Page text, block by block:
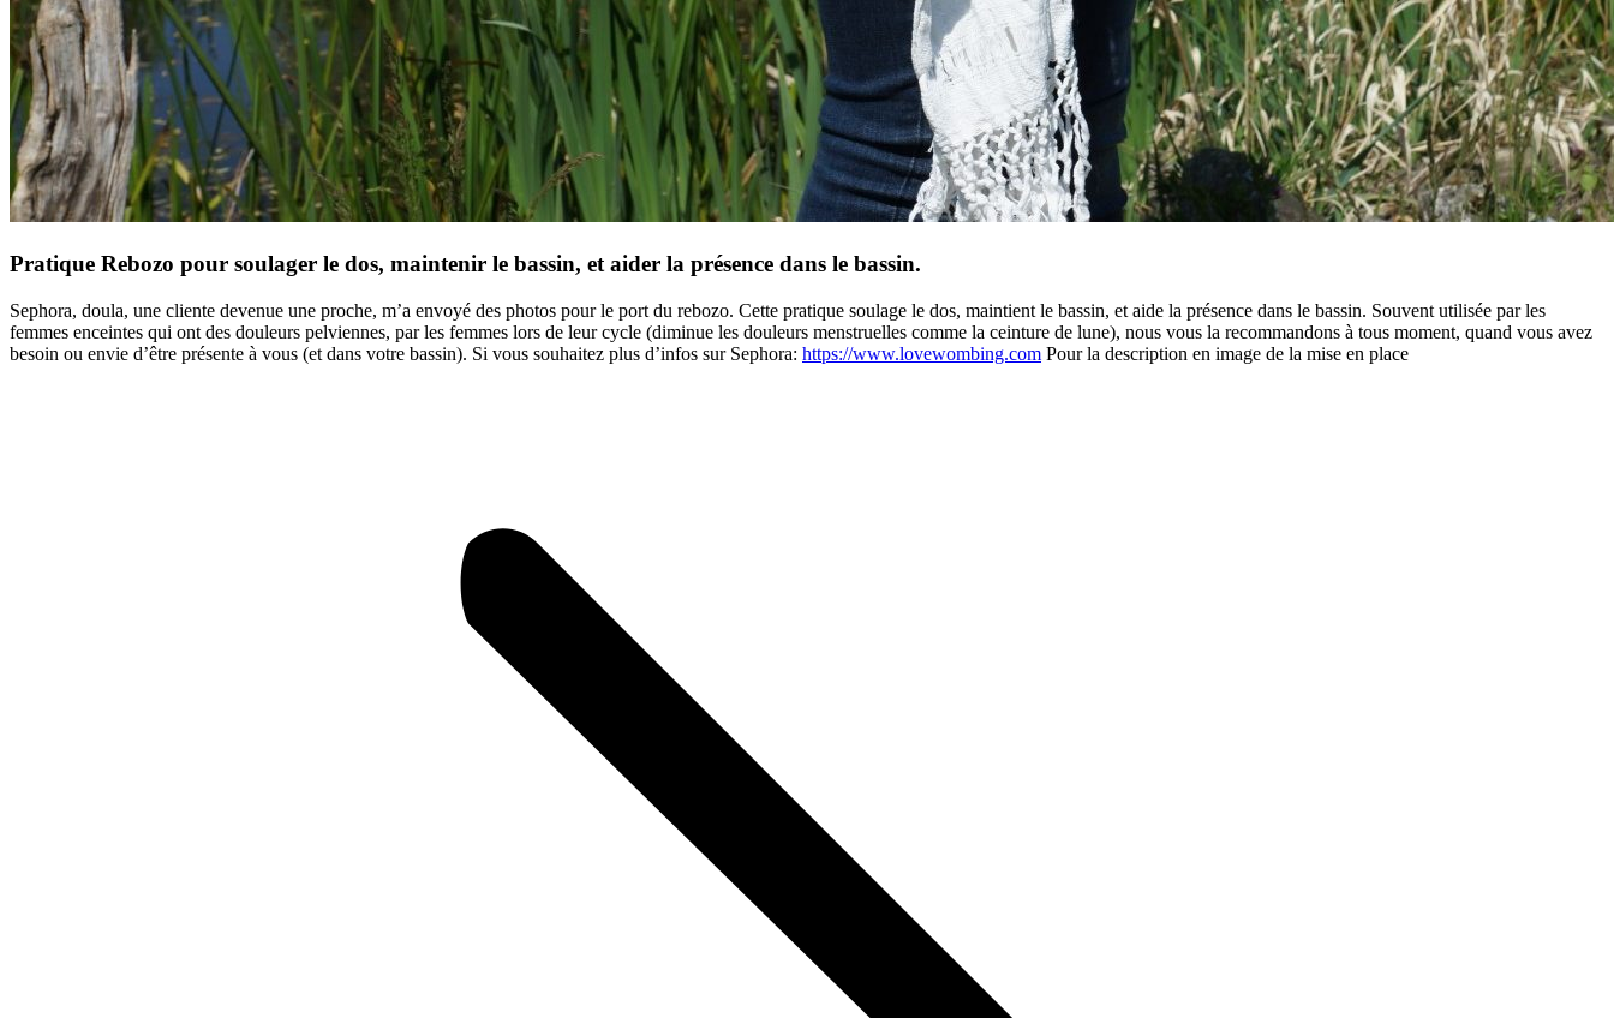
Pratique Rebozo pour soulager le dos, maintenir le bassin, et aider la présence dans le bassin.
Sephora, doula, une cliente devenue une proche, m’a envoyé des photos pour le port du rebozo. Cette pratique soulage le dos, maintient le bassin, et aide la présence dans le bassin. Souvent utilisée par les
femmes enceintes qui ont des douleurs pelviennes, par les femmes lors de leur cycle (diminue les douleurs menstruelles comme la ceinture de lune), nous vous la recommandons à tous moment, quand vous avez
besoin ou envie d’être présente à vous (et dans votre bassin). Si vous souhaitez plus d’infos sur Sephora: https://www.lovewombing.com Pour la description en image de la mise en place